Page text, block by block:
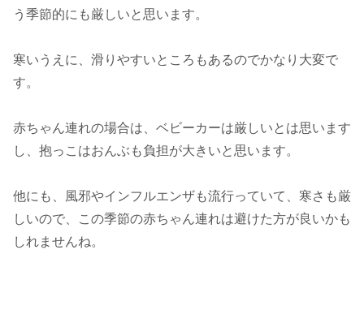
う季節的にも厳しいと思います。
寒いうえに、滑りやすいところもあるのでかなり大変で
す。
赤ちゃん連れの場合は、ベビーカーは厳しいとは思います
し、抱っこはおんぶも負担が大きいと思います。
他にも、風邪やインフルエンザも流行っていて、寒さも厳
しいので、この季節の赤ちゃん連れは避けた方が良いかも
しれませんね。